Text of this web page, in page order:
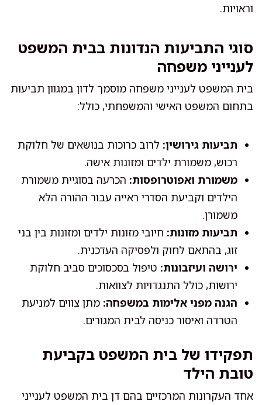
וראויות.
סוגי התביעות הנדונות בבית המשפט
לענייני משפחה
בית המשפט לענייני משפחה מוסמך לדון במגוון תביעות
בתחום המשפט האישי והמשפחתי, כולל:
תביעות גירושין: לרוב כרוכות בנושאים של חלוקת
רכוש, משמורת ילדים ומזונות אישה.
משמורת ואפוטרופסות: הכרעה בסוגיית משמורת
הילדים וקביעת הסדרי ראייה עבור ההורה הלא
משמורן.
תביעות מזונות: חיובי מזונות ילדים ומזונות בין בני
זוג, בהתאם לחוק ולפסיקה העדכנית.
ירושה ועיזבונות: טיפול בסכסוכים סביב חלוקת
ירושות, כולל התנגדויות לצוואות.
הגנה מפני אלימות במשפחה: מתן צווים למניעת
הטרדה ואיסור כניסה לבית המגורים.
תפקידו של בית המשפט בקביעת
טובת הילד
אחד העקרונות המרכזיים בהם דן בית המשפט לענייני